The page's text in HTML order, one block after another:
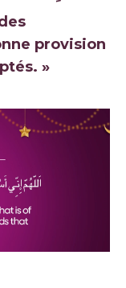
provision
»